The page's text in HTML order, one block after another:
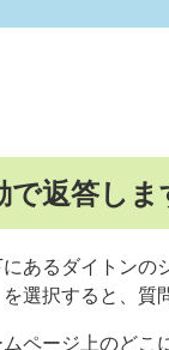
で返答しま
あるダイトンの
を選択すると、
ページ上のどこ